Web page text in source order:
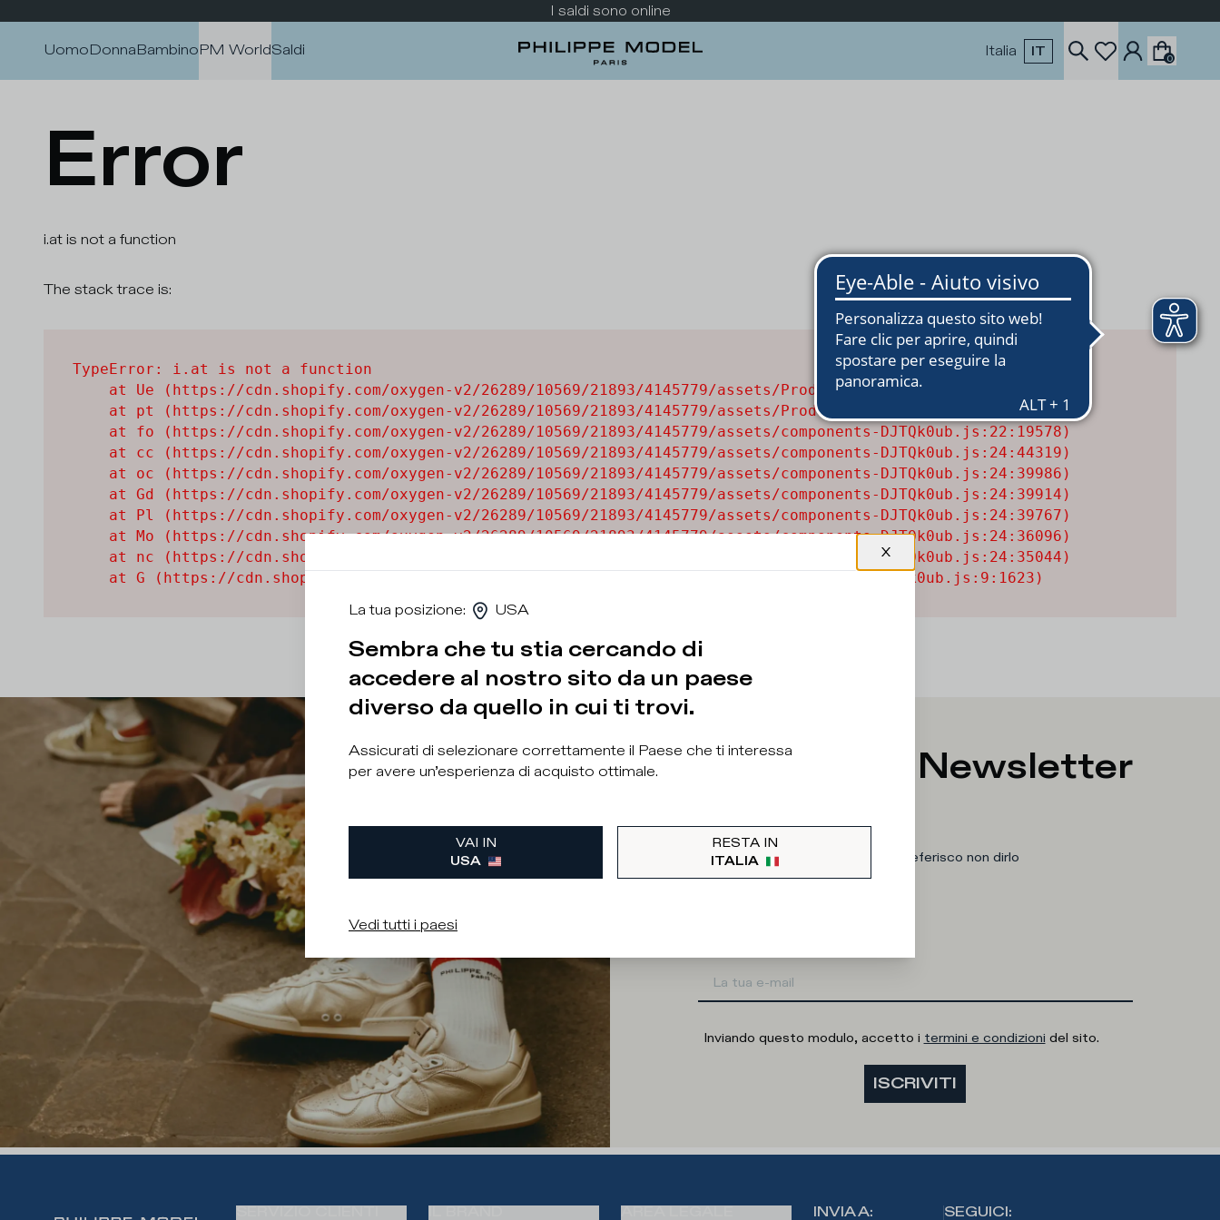
I saldi sono online
UomoDonnaBambinoPM WorldSaldi Italia IT 0
Error
i.at is not a function
The stack trace is:
TypeError: i.at is not a function
    at Ue (https://cdn.shopify.com/oxygen-v2/26289/10569/21893/4145779/assets/ProductCard-CIiF3MV6.js:1:18617)
    at pt (https://cdn.shopify.com/oxygen-v2/26289/10569/21893/4145779/assets/ProductCard-CIiF3MV6.js:1:13545)
    at fo (https://cdn.shopify.com/oxygen-v2/26289/10569/21893/4145779/assets/components-DJTQk0ub.js:22:19578)
    at cc (https://cdn.shopify.com/oxygen-v2/26289/10569/21893/4145779/assets/components-DJTQk0ub.js:24:44319)
    at oc (https://cdn.shopify.com/oxygen-v2/26289/10569/21893/4145779/assets/components-DJTQk0ub.js:24:39986)
    at Gd (https://cdn.shopify.com/oxygen-v2/26289/10569/21893/4145779/assets/components-DJTQk0ub.js:24:39914)
    at Pl (https://cdn.shopify.com/oxygen-v2/26289/10569/21893/4145779/assets/components-DJTQk0ub.js:24:39767)
    at Mo (https://cdn.shopify.com/oxygen-v2/26289/10569/21893/4145779/assets/components-DJTQk0ub.js:24:36096)
    at nc (https://cdn.shopify.com/oxygen-v2/26289/10569/21893/4145779/assets/components-DJTQk0ub.js:24:35044)
    at G (https://cdn.shopify.com/oxygen-v2/26289/10569/21893/4145779/assets/components-DJTQk0ub.js:9:1623)
Iscriviti alla Newsletter
Quale categoria ti interessa?
Uomo
Preferisco non dirlo
Inviando questo modulo, accetto i termini e condizioni del sito.
ISCRIVITI
INVIA A: SEGUICI:
La tua posizione: USA
Sembra che tu stia cercando di
accedere al nostro sito da un paese
diverso da quello in cui ti trovi.
Assicurati di selezionare correttamente il Paese che ti interessa
per avere un’esperienza di acquisto ottimale.
VAI IN
USA
RESTA IN
ITALIA
Vedi tutti i paesi